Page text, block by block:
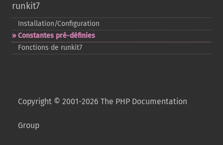
runkit7
Installation/Configuration
Constantes pré-​définies
Fonctions de runkit7
Copyright © 2001-2026 The PHP Documentation
Group